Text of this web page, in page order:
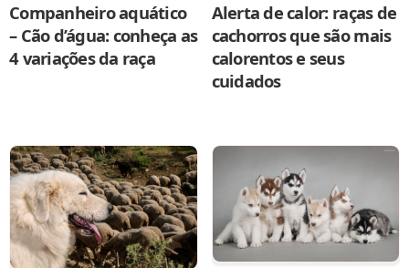
Companheiro aquático
– Cão d’água: conheça as
4 variações da raça
Alerta de calor: raças de
cachorros que são mais
calorentos e seus
cuidados